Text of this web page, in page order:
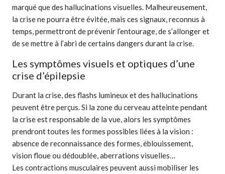
marqué que des hallucinations visuelles. Malheureusement,
la crise ne pourra être évitée, mais ces signaux, reconnus à
temps, permettront de prévenir l’entourage, de s’allonger et
de se mettre à l’abri de certains dangers durant la crise.
Les symptômes visuels et optiques d’une
crise d’épilepsie
Durant la crise, des flashs lumineux et des hallucinations
peuvent être perçus. Si la zone du cerveau atteinte pendant
la crise est responsable de la vue, alors les symptômes
prendront toutes les formes possibles liées à la vision :
absence de reconnaissance des formes, éblouissement,
vision floue ou dédoublée, aberrations visuelles…
Les contractions musculaires peuvent aussi mobiliser les